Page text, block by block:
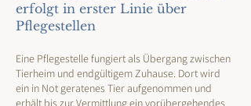
erfolgt in erster Linie über
Pflegestellen
Eine Pflegestelle fungiert als Übergang zwischen
Tierheim und endgültigem Zuhause. Dort wird
ein in Not geratenes Tier aufgenommen und
erhält bis zur Vermittlung ein vorübergehendes